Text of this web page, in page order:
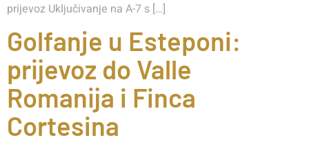
prijevoz Uključivanje na A-7 s […]
Golfanje u Esteponi:
prijevoz do Valle
Romanija i Finca
Cortesina